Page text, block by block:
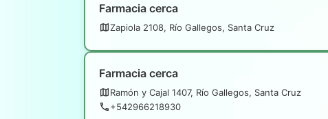
Farmacia cerca
Zapiola 2108, Río Gallegos, Santa Cruz
Farmacia cerca
Ramón y Cajal 1407, Río Gallegos, Santa Cruz
+542966218930